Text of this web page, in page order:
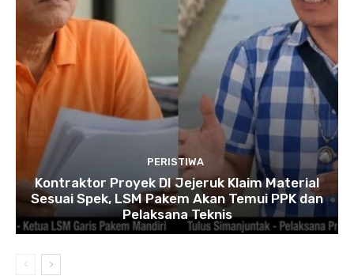
PERISTIWA
Kontraktor Proyek DI Jejeruk Klaim Material
Sesuai Spek, LSM Pakem Akan Temui PPK dan
Pelaksana Teknis